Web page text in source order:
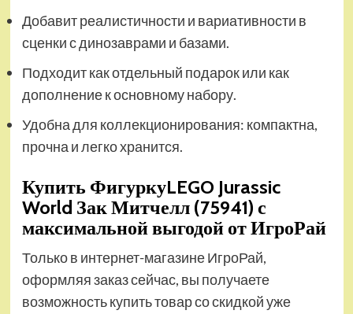
Добавит реалистичности и вариативности в
сценки с динозаврами и базами.
Подходит как отдельный подарок или как
дополнение к основному набору.
Удобна для коллекционирования: компактна,
прочна и легко хранится.
Купить ФигуркуLEGO Jurassic
World Зак Митчелл (75941) с
максимальной выгодой от ИгроРай
Только в интернет-магазине ИгроРай,
оформляя заказ сейчас, вы получаете
возможность купить товар со скидкой уже